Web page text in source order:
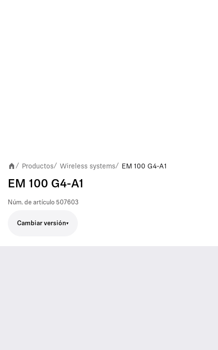
/ Productos/ Wireless systems/ EM 100 G4-A1
EM 100 G4-A1
Núm. de artículo 507603
Cambiar versión